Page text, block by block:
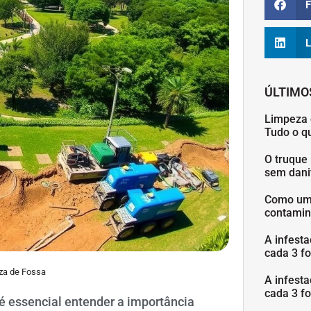
de Fossa
essencial entender a importância
Limpeza
Tudo o
O
sem
Como
A
cada 3
A
cada 3